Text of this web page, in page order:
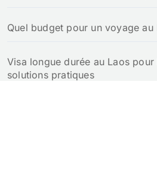
Quel budget pour un voyage au
Visa longue durée au Laos
solutions pratiques